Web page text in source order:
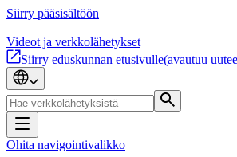
Siirry pääsisältöön
Videot ja verkkolähetykset
Siirry eduskunnan etusivulle(avautuu
Ohita navigointivalikko